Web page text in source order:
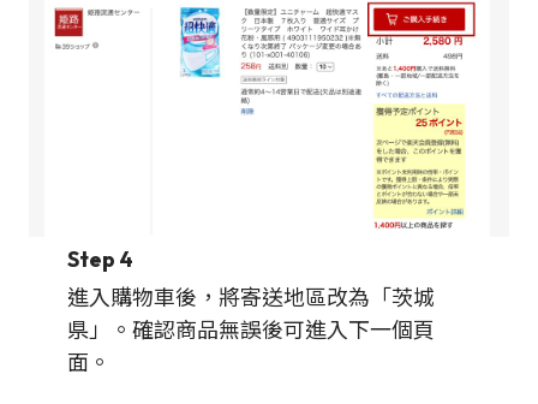
Step 4
進入購物車後，將寄送地區改為「茨城
県」。確認商品無誤後可進入下一個頁
面。